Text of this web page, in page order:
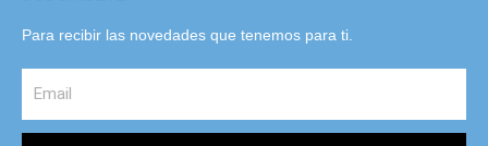
Para recibir las novedades que tenemos para ti.